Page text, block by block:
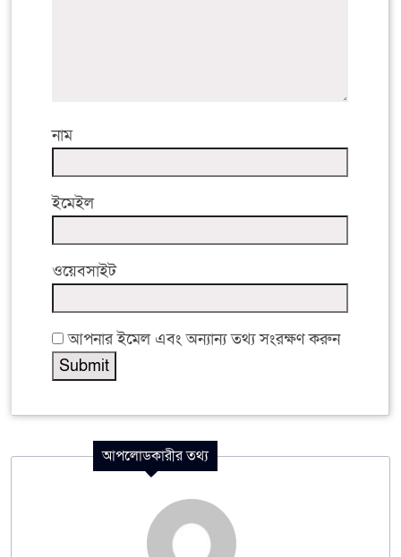
নাম
ইমেইল
ওয়েবসাইট
আপনার ইমেল এবং অন্যান্য তথ্য সংরক্ষণ করুন
আপলোডকারীর তথ্য